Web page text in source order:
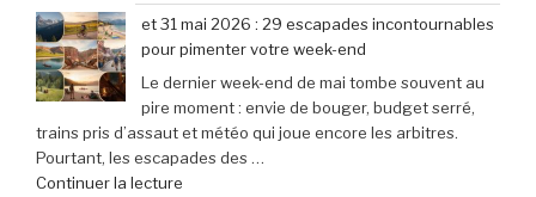
79,99
€
(-25% »
au
Morocco
Gaming
Expo
:
le
rendez-
et 31 mai 2026 : 29 escapades incontournables
pour pimenter votre week-end
Le dernier week-end de mai tombe souvent au
pire moment : envie de bouger, budget serré,
trains pris d’assaut et météo qui joue encore les arbitres.
Pourtant, les escapades des …
Continuer la lecture